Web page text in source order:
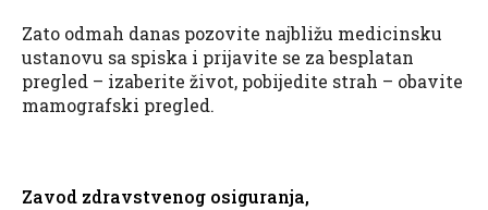
Zato odmah danas pozovite najbližu medicinsku
ustanovu sa spiska i prijavite se za besplatan
pregled – izaberite život, pobijedite strah – obavite
mamografski pregled.
Zavod zdravstvenog osiguranja,